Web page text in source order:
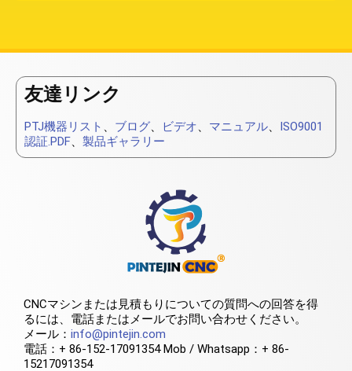
友達リンク
PTJ機器リスト 、 ブログ、 ビデオ、 マニュアル、 ISO9001
認証.PDF、 製品ギャラリー
CNCマシンまたは見積もりについての質問への回答を得
るには、電話またはメールでお問い合わせください。
メール： info@pintejin.com
電話：+ 86-152-17091354 Mob / Whatsapp：+ 86-
15217091354